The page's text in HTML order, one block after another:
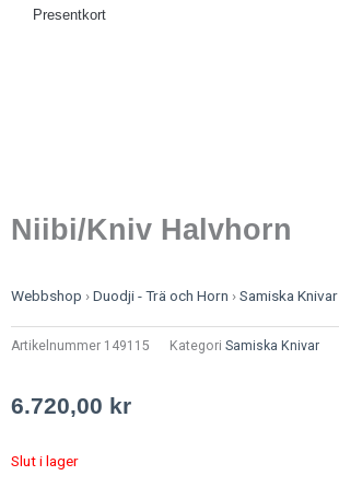
Presentkort
Niibi/Kniv Halvhorn
Webbshop ›Duodji - Trä och Horn ›Samiska Knivar
Artikelnummer 149115 Kategori Samiska Knivar
6.720,00 kr
Slut i lager